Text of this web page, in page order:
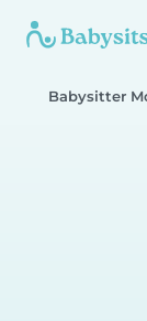
Babysitter